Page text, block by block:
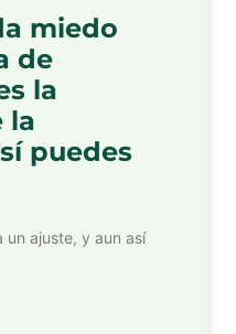
miedo
de
la
la
puedes
un ajuste, y aun así